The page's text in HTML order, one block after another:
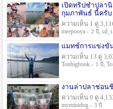
เปิดทริปซ้ำปลา
กุมภาพันธ์ นี้ครับ
ความเห็น 1 ดู
meepooya - 2 ปี , เอ๋_
แมทช์การแข่งขั้
ความเห็น 13 ดู
Tonbighook - 1 ปี ,
งานล่าปลาช่อน
ความเห็น 0 ดู
myminidog - 3 ปี